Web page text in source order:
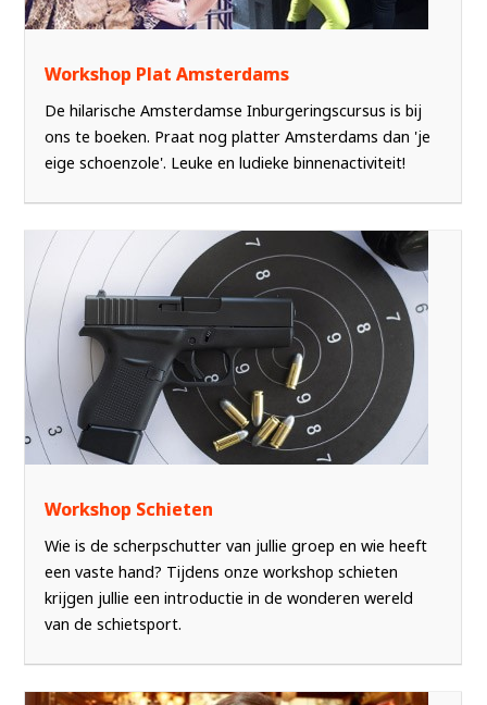
Workshop Plat Amsterdams
De hilarische Amsterdamse Inburgeringscursus is bij
ons te boeken. Praat nog platter Amsterdams dan 'je
eige schoenzole'. Leuke en ludieke binnenactiviteit!
Workshop Schieten
Wie is de scherpschutter van jullie groep en wie heeft
een vaste hand? Tijdens onze workshop schieten
krijgen jullie een introductie in de wonderen wereld
van de schietsport.